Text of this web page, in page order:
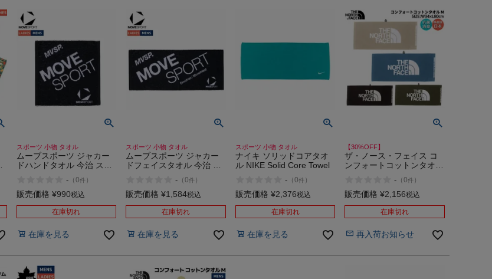
スポーツ 小物 タオル
ムーブスポーツ ジャカー
ドハンドタオル 今治 スポ
物 アクセサリー コットン
100% MOVESPORT
-（0件 ）
販売価格 ¥990税込
在庫切れ
在庫を見る
スポーツ 小物 タオル
ムーブスポーツ ジャカー
ドフェイスタオル 今治 ス
小物 アクセサリー コット
ン100% MOVESPORT
- （0件 ）
販売価格 ¥1,584税込
在庫切れ
在庫を見る
スポーツ 小物 タオル
ナイキ ソリッドコアタオ
ル NIKE Solid Core Towel
-（0件 ）
販売価格 ¥2,376税込
在庫切れ
在庫を見る
【30%OFF】
ザ・ノース・フェイス コ
ンフォートコットンタオル
小物 タオル フェイスタオ
ル THE NORTH FACE
アウトレット セール
- （0件 ）
販売価格 ¥2,156税込
在庫切れ
再入荷お知らせ